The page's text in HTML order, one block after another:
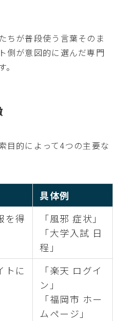
ちが普段使う言葉そのま
側が意図的に選んだ専門
目的によって4つの主要な
具体例
を得
「風邪 症状」
「大学入試 日
程」
トに
「楽天 ログイ
ン」
「福岡市 ホー
ムページ」